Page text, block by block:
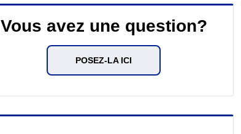
Vous avez une question?
POSEZ-LA ICI